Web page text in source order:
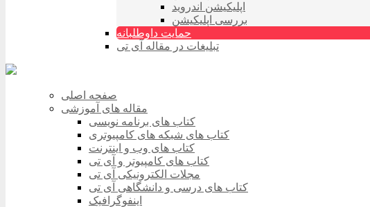
اپلیکیشن اندروید
بررسی اپلیکیشن
حمایت داوطلبانه
تبلیغات در مقاله آی تی
صفحه اصلی
مقاله های آموزشی
کتاب های برنامه نویسی
کتاب های شبکه های کامپیوتری
کتاب های وب و اینترنت
کتاب های کامپیوتر و آی تی
مجلات الکترونیکی آی تی
کتاب های درسی و دانشگاهی آی تی
اینفوگرافیک